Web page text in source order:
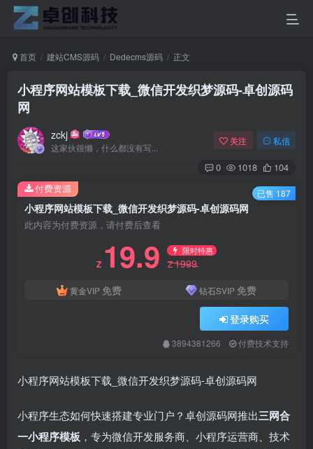
首页 建站CMS源码 Dedecms源码 正文
小程序网站模板下载_微信开发织梦源码-卓创源码
网
zckj
这家伙很懒，什么都没有写...
关注 私信
0 1018 104
小程序网站模板下载_微信开发织梦源码-卓创源码网
此内容为付费资源，请付费后查看
Z 19.9 限时特惠
Z1999
黄金VIP 免费 钻石SVIP 免费
登录购买
3894381266 付费技术支持
付费资源 已售 187
小程序网站模板下载_微信开发织梦源码-卓创源码网
小程序生态如何快速搭建专业门户？卓创源码网推出三网合
一小程序模板 ，专为微信开发服务商、小程序运营商、技术